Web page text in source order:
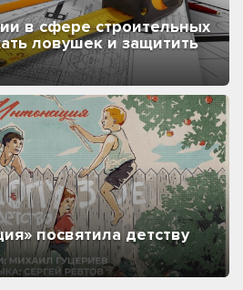
в сфере строительных
ловушек и защитить
посвятила детству